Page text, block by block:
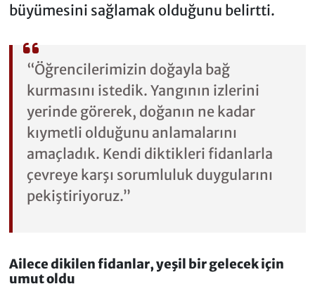
büyümesini sağlamak olduğunu belirtti.
“Öğrencilerimizin doğayla bağ
kurmasını istedik. Yangının izlerini
yerinde görerek, doğanın ne kadar
kıymetli olduğunu anlamalarını
amaçladık. Kendi diktikleri fidanlarla
çevreye karşı sorumluluk duygularını
pekiştiriyoruz.”
Ailece dikilen fidanlar, yeşil bir gelecek için
umut oldu